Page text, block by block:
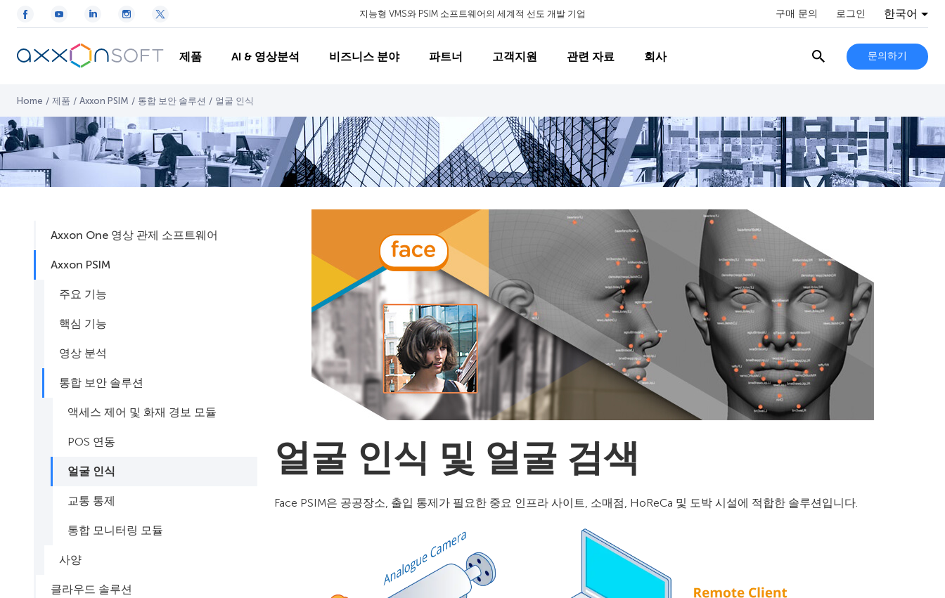
지능형 VMS와 PSIM 소프트웨어의 세계적 선도 개발 기업 구매 문의 로그인 한국어
제품 AI & 영상분석 비즈니스 분야 파트너 고객지원 관련 자료 회사 문의하기
Home / 제품 / Axxon PSIM / 통합 보안 솔루션 / 얼굴 인식
Axxon One 영상 관제 소프트웨어
Axxon PSIM
주요 기능
핵심 기능
영상 분석
통합 보안 솔루션
액세스 제어 및 화재 경보 모듈
POS 연동
얼굴 인식
교통 통제
통합 모니터링 모듈
사양
클라우드 솔루션
얼굴 인식 및 얼굴 검색
Face PSIM은 공공장소, 출입 통제가 필요한 중요 인프라 사이트, 소매점, HoReCa 및 도박 시설에 적합한 솔루션입니다.